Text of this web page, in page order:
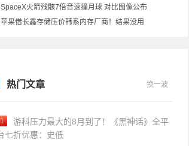
SpaceX火箭残骸7倍音速撞月球 对比图像公布
苹果借长鑫存储压价韩系内存厂商！结果没用
热门文章 换一波
1
游科压力最大的8月到了！《黑神话》全平
七折优惠：史低